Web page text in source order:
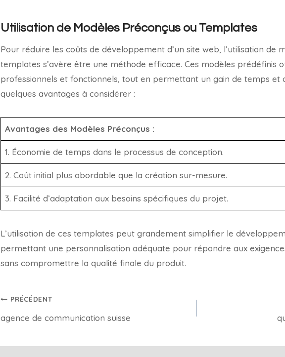
Utilisation de Modèles Préconçus ou Templates
Pour réduire les coûts de développement d’un site web, l’utilisation de
templates s’avère être une méthode efficace. Ces modèles prédéfinis
professionnels et fonctionnels, tout en permettant un gain de temps et
quelques avantages à considérer :
Avantages des Modèles Préconçus :
1. Économie de temps dans le processus de conception.
2. Coût initial plus abordable que la création sur-mesure.
3. Facilité d’adaptation aux besoins spécifiques du projet.
L’utilisation de ces templates peut grandement simplifier le
permettant une personnalisation adéquate pour répondre aux
sans compromettre la qualité finale du produit.
PRÉCÉDENT
agence de communication suisse